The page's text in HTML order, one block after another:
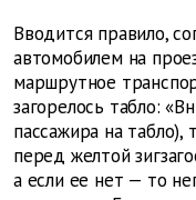
Вводится правило,
автомобилем на
маршрутное
загорелось табло:
пассажира на табло),
перед желтой
а если ее нет — то